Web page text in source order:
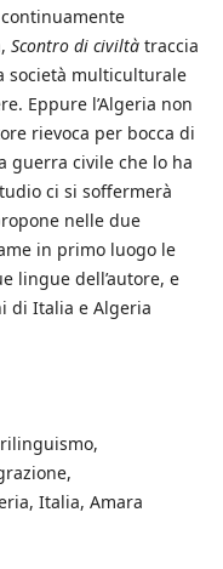
Scontro di civiltàtraccia
società multiculturale
Eppure l’Algeria non
rievoca per bocca di
guerra civile che lo ha
ci si soffermerà
nelle due
in primo luogo le
lingue dell’autore, e
di Italia e Algeria
Italia, Amara